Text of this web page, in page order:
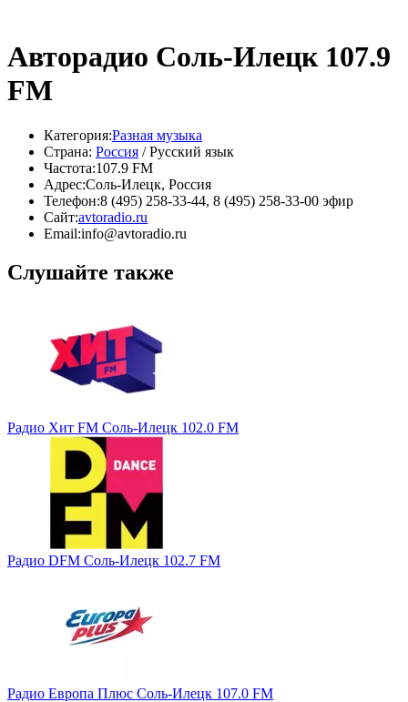
Авторадио Соль-Илецк 107.9
FM
Категория:Разная музыка
Страна: Россия / Русский язык
Частота:107.9 FM
Адрес:Соль-Илецк, Россия
Телефон:8 (495) 258-33-44, 8 (495) 258-33-00 эфир
Сайт:avtoradio.ru
Email:info@avtoradio.ru
Слушайте также
Радио Хит FM Соль-Илецк 102.0 FM
Радио DFM Соль-Илецк 102.7 FM
Радио Европа Плюс Соль-Илецк 107.0 FM